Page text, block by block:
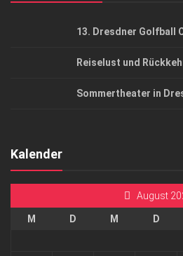
13. Dresdner Golfball
Reiselust und
Sommertheater in
Kalender
August
M D M D